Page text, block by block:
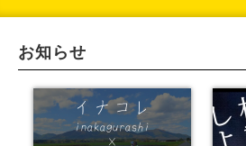
火 水 金
お知らせ